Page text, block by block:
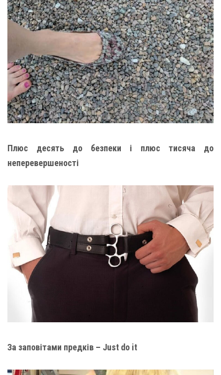
Плюс десять до безпеки і плюс тисяча до
неперевершеності
За заповітами предків – Just do it